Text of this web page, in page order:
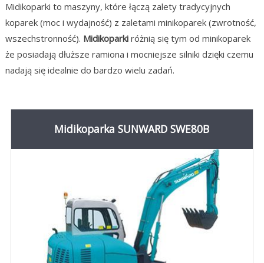
Midikoparki to maszyny, które łączą zalety tradycyjnych
koparek (moc i wydajność) z zaletami minikoparek (zwrotność,
wszechstronność). Midikoparkiróżnią się tym od minikoparek
że posiadają dłuższe ramiona i mocniejsze silniki dzięki czemu
nadają się idealnie do bardzo wielu zadań.
Midikoparka SUNWARD SWE80B